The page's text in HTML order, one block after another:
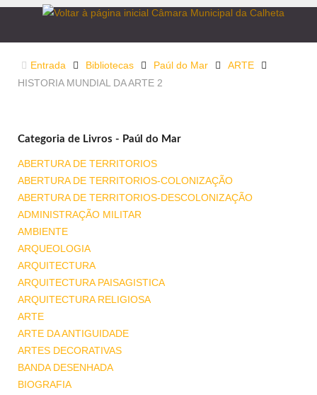
Entrada Bibliotecas Paúl do Mar
ARTE
HISTORIA MUNDIAL DA ARTE 2
Categoria de Livros - Paúl do Mar
ABERTURA DE TERRITORIOS
ABERTURA DE TERRITORIOS-COLONIZAÇÃO
ABERTURA DE TERRITORIOS-DESCOLONIZAÇÃO
ADMINISTRAÇÃO MILITAR
AMBIENTE
ARQUEOLOGIA
ARQUITECTURA
ARQUITECTURA PAISAGISTICA
ARQUITECTURA RELIGIOSA
ARTE
ARTE DA ANTIGUIDADE
ARTES DECORATIVAS
BANDA DESENHADA
BIOGRAFIA